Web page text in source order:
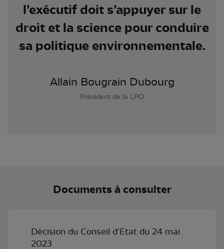
l’exécutif doit s’appuyer sur le
droit et la science pour conduire
sa politique environnementale.
Allain Bougrain Dubourg
Président de la LPO
Documents à consulter
Décision du Conseil d'Etat du 24 mai
2023